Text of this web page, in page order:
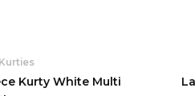
Kurties
Kurty White Multi